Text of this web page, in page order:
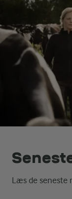
Læs de seneste